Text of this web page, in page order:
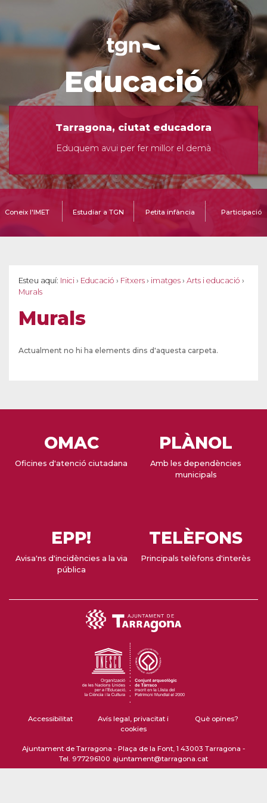
Educació
Tarragona, ciutat educadora
Eduquem avui per fer millor el demà
Coneix l'IMET Estudiar a TGN Petita infància Participació
Esteu aquí: Inici › Educació › Fitxers › imatges › Arts i educació ›
Murals
Murals
Actualment no hi ha elements dins d'aquesta carpeta.
OMAC
Oficines d'atenció ciutadana
PLÀNOL
Amb les dependències
municipals
EPP!
Avisa'ns d'incidències a la via
pública
TELÈFONS
Principals telèfons d'interès
Accessibilitat
Avís legal, privacitat i
cookies
Què opines?
Ajuntament de Tarragona - Plaça de la Font, 1 43003 Tarragona -
Tel. 977296100 ajuntament@tarragona.cat